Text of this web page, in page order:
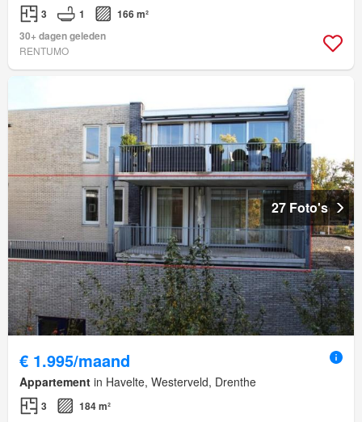
3 1
166 m²
30+ dagen geleden
RENTUMO
27 Foto's
€ 1.995/maand
Appartement in Havelte, Westerveld, Drenthe
3 184 m²